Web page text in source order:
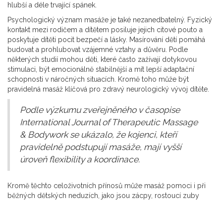
hlubší a déle trvající spánek.
Psychologický význam masáže je také nezanedbatelný. Fyzický
kontakt mezi rodičem a dítětem posiluje jejich citové pouto a
poskytuje dítěti pocit bezpečí a lásky. Masírování dětí pomáhá
budovat a prohlubovat vzájemné vztahy a důvěru. Podle
některých studií mohou děti, které často zažívají dotykovou
stimulaci, být emocionálně stabilnější a mít lepší adaptační
schopnosti v náročných situacích. Kromě toho může být
pravidelná masáž klíčová pro zdravý neurologický vývoj dítěte.
Podle výzkumu zveřejněného v časopise
International Journal of Therapeutic Massage
& Bodywork se ukázalo, že kojenci, kteří
pravidelně podstupují masáže, mají vyšší
úroveň flexibility a koordinace.
Kromě těchto celoživotních přínosů může masáž pomoci i při
běžných dětských neduzích, jako jsou zácpy, rostoucí zuby